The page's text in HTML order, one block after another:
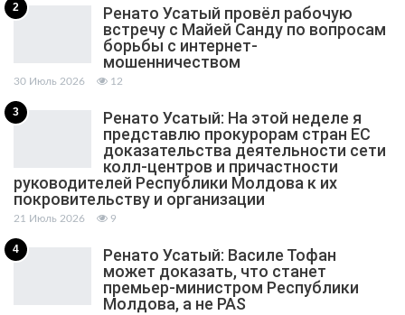
2
Ренато Усатый провёл рабочую
встречу с Майей Санду по вопросам
борьбы с интернет-
мошенничеством
30 Июль 2026 12
3
Ренато Усатый: На этой неделе я
представлю прокурорам стран ЕС
доказательства деятельности сети
колл-центров и причастности
руководителей Республики Молдова к их
покровительству и организации
21 Июль 2026 9
4
Ренато Усатый: Василе Тофан
может доказать, что станет
премьер-министром Республики
Молдова, а не PAS